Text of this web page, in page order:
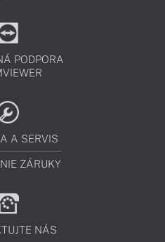
PODPORA
A SERVIS
ZÁRUKY
NÁS